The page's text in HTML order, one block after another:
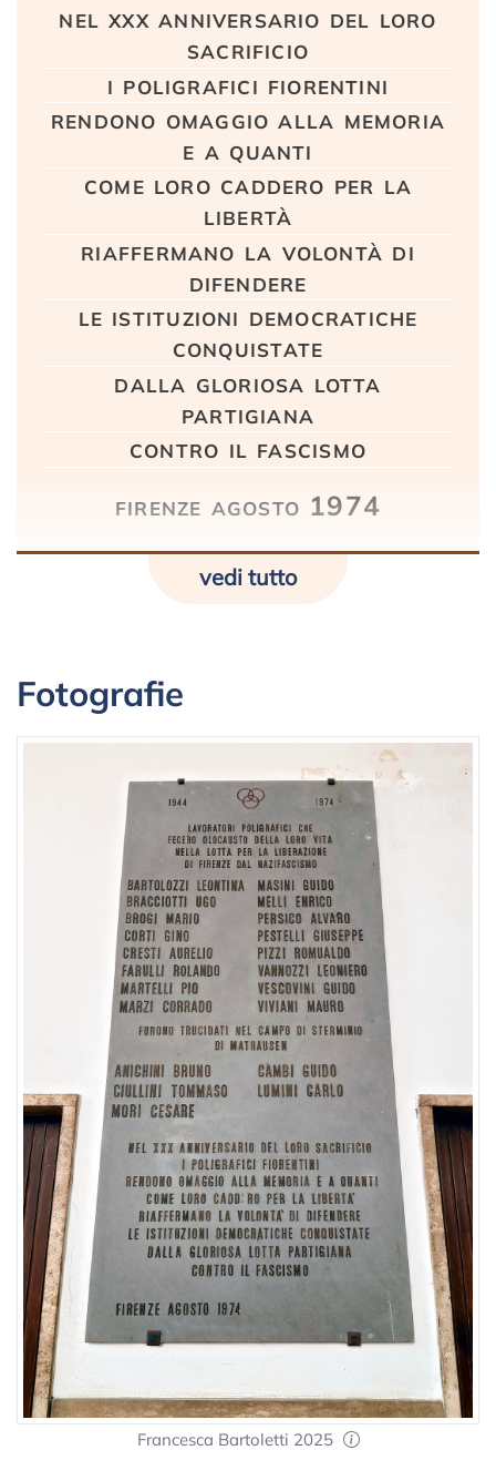
nel xxx anniversario del loro
sacrificio
i poligrafici fiorentini
rendono omaggio alla memoria
e a quanti
come loro caddero per la
libertà
riaffermano la volontà di
difendere
le istituzioni democratiche
conquistate
dalla gloriosa lotta
partigiana
contro il fascismo
firenze agosto 1974
vedi tutto
Fotografie
Francesca Bartoletti 2025